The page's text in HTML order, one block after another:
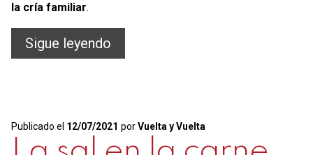
la cría familiar.
Sigue leyendo
que
Publicado el 12/07/2021 porVuelta y Vuelta